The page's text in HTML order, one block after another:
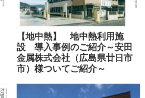
【地中熱】 地中熱利用施
設 導入事例のご紹介～安田
金属株式会社（広島県廿日市
市）様ついてご紹介～